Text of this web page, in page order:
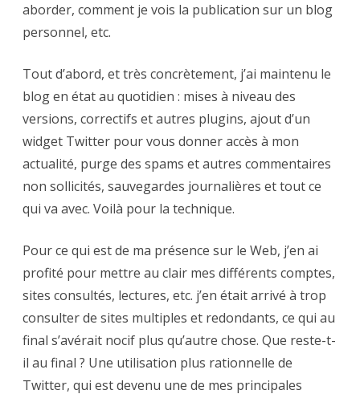
aborder, comment je vois la publication sur un blog
personnel, etc.
Tout d’abord, et très concrètement, j’ai maintenu le
blog en état au quotidien : mises à niveau des
versions, correctifs et autres plugins, ajout d’un
widget Twitter pour vous donner accès à mon
actualité, purge des spams et autres commentaires
non sollicités, sauvegardes journalières et tout ce
qui va avec. Voilà pour la technique.
Pour ce qui est de ma présence sur le Web, j’en ai
profité pour mettre au clair mes différents comptes,
sites consultés, lectures, etc. j’en était arrivé à trop
consulter de sites multiples et redondants, ce qui au
final s’avérait nocif plus qu’autre chose. Que reste-t-
il au final ? Une utilisation plus rationnelle de
Twitter, qui est devenu une de mes principales